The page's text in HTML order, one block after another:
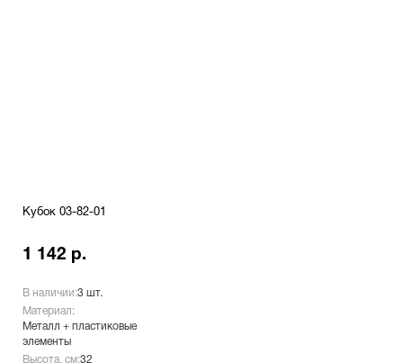
Кубок 03-82-01
1 142 р.
В наличии:3 шт.
Материал:
Металл + пластиковые
элементы
Высота, см:32